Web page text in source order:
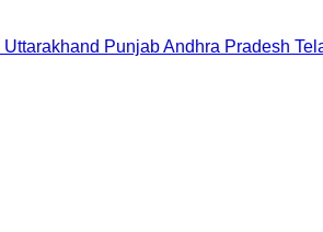
Uttarakhand PunjabAndhra Pradesh